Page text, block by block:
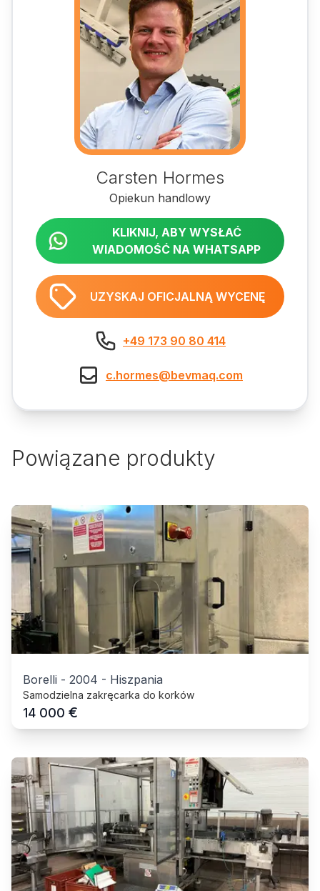
Carsten Hormes
Opiekun handlowy
KLIKNIJ, ABY WYSŁAĆ
WIADOMOŚĆ NA WHATSAPP
UZYSKAJ OFICJALNĄ WYCENĘ
+49 173 90 80 414
c.hormes@bevmaq.com
Powiązane produkty
Borelli - 2004 - Hiszpania
Samodzielna zakręcarka do korków
14 000 €